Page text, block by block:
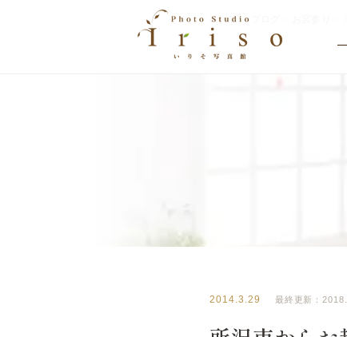
HOME>
いりそ写真館ブログ
2014.3.29 最終更新：